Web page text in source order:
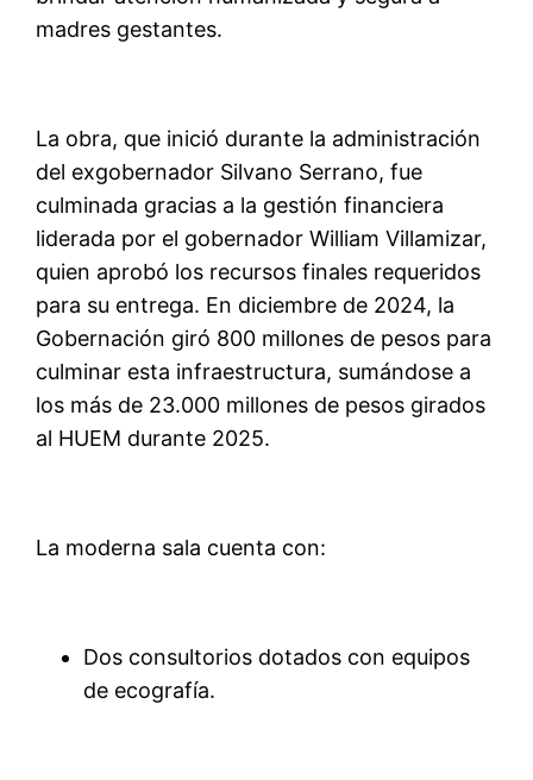
madres gestantes.
La obra, que inició durante la administración
del exgobernador Silvano Serrano, fue
culminada gracias a la gestión financiera
liderada por el gobernador William Villamizar,
quien aprobó los recursos finales requeridos
para su entrega. En diciembre de 2024, la
Gobernación giró 800 millones de pesos para
culminar esta infraestructura, sumándose a
los más de 23.000 millones de pesos girados
al HUEM durante 2025.
La moderna sala cuenta con:
Dos consultorios dotados con equipos
de ecografía.